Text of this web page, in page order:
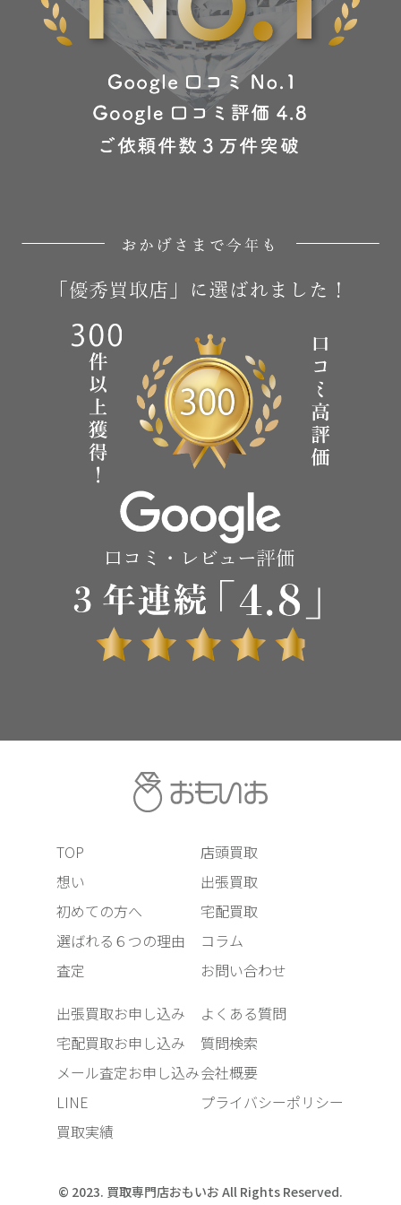
TOP
想い
初めての方へ
選ばれる６つの理由
査定
店頭買取
出張買取
宅配買取
コラム
お問い合わせ
出張買取お申し込み
宅配買取お申し込み
メール査定お申し込み
LINE
買取実績
よくある質問
質問検索
会社概要
プライバシーポリシー
© 2023. 買取専門店おもいお All Rights Reserved.